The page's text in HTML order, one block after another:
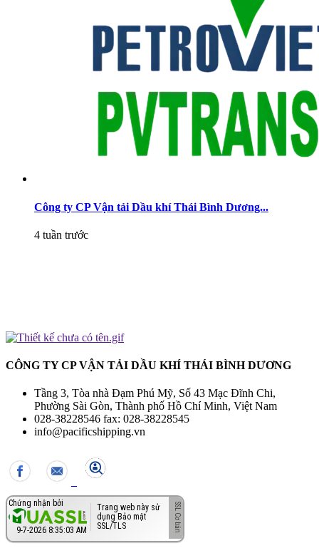
Công ty CP Vận tải Dầu khí Thái Bình Dương...
4 tuần trước
CÔNG TY CP VẬN TẢI DẦU KHÍ THÁI BÌNH DƯƠNG
Tầng 3, Tòa nhà Đạm Phú Mỹ, Số 43 Mạc Đĩnh Chi,
Phường Sài Gòn, Thành phố Hồ Chí Minh, Việt Nam
028-38228546 fax: 028-38228545
info@pacificshipping.vn
Chứng nhận bởi
9-7-2026 8:35:04 AM
Trang web này sử
dụng Bảo mật
SSL/TLS